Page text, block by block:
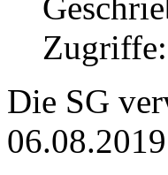
Die SG